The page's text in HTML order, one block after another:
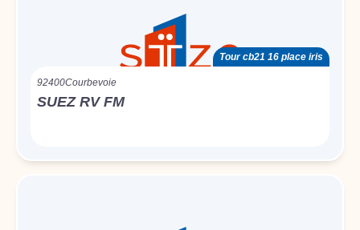
Tour cb21 16 place iris
92400Courbevoie
SUEZ RV FM